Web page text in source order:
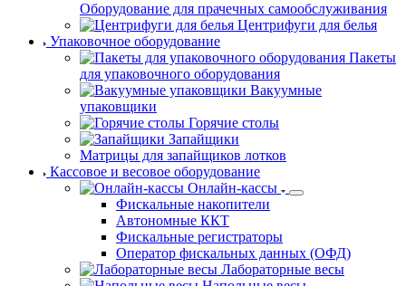
Оборудование для прачечных самообслуживания
Центрифуги для белья
Упаковочное оборудование
Пакеты
для упаковочного оборудования
Вакуумные
упаковщики
Горячие столы
Запайщики
Матрицы для запайщиков лотков
Кассовое и весовое оборудование
Онлайн-кассы
Фискальные накопители
Автономные ККТ
Фискальные регистраторы
Оператор фискальных данных (ОФД)
Лабораторные весы